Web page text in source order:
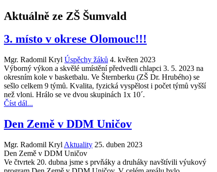
Aktuálně ze ZŠ Šumvald
3. místo v okrese Olomouc!!!
Mgr. Radomil Kryl Úspěchy žáků 4. květen 2023
Výborný výkon a skvělé umístění předvedli chlapci 3. 5. 2023 na
okresním kole v basketbalu. Ve Šternberku (ZŠ Dr. Hrubého) se
sešlo celkem 9 týmů. Kvalita, fyzická vyspělost i počet týmů vyšší
než vloni. Hrálo se ve dvou skupinách 1x 10´.
Číst dál...
Den Země v DDM Uničov
Mgr. Radomil Kryl Aktuality 25. duben 2023
Den Země v DDM Uničov
Ve čtvrtek 20. dubna jsme s prvňáky a druháky navštívili výukový